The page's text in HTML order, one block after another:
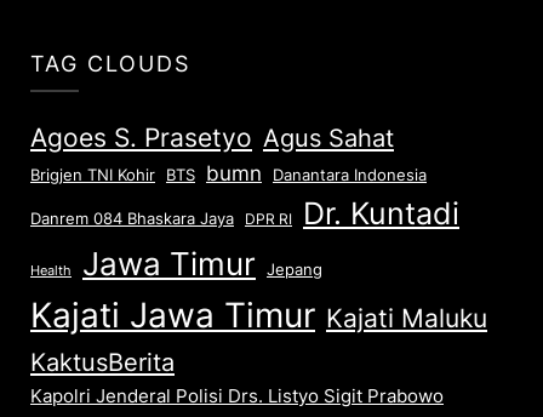
TAG CLOUDS
Agoes S. Prasetyo Agus Sahat
Brigjen TNI Kohir BTS bumn Danantara Indonesia
Danrem 084 Bhaskara Jaya DPR RI Dr. Kuntadi
Health Jawa Timur Jepang
Kajati Jawa Timur Kajati Maluku
KaktusBerita
Kapolri Jenderal Polisi Drs. Listyo Sigit Prabowo